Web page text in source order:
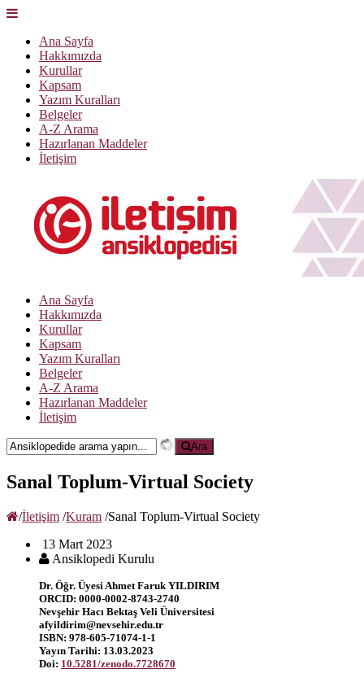
Ana Sayfa
Hakkımızda
Kurullar
Kapsam
Yazım Kuralları
Belgeler
A-Z Arama
Hazırlanan Maddeler
İletişim
Ana Sayfa
Hakkımızda
Kurullar
Kapsam
Yazım Kuralları
Belgeler
A-Z Arama
Hazırlanan Maddeler
İletişim
Ara
Sanal Toplum-Virtual Society
/İletişim /Kuram /Sanal Toplum-Virtual Society
13 Mart 2023
Ansiklopedi Kurulu
Dr. Öğr. Üyesi Ahmet Faruk YILDIRIM
ORCID: 0000-0002-8743-2740
Nevşehir Hacı Bektaş Veli Üniversitesi
afyildirim@nevsehir.edu.tr
ISBN: 978-605-71074-1-1
Yayın Tarihi: 13.03.2023
Doi: 10.5281/zenodo.7728670